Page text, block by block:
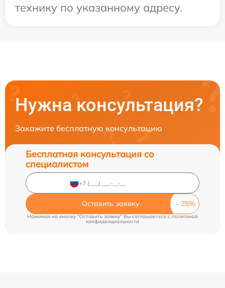
технику по указанному адресу.
Нужна консультация?
Закажите бесплатную консультацию
Бесплатная консультация со
специалистом
Оставить заявку
Нажимая на кнопку "Оставить заявку" Вы соглашаетесь cполитикой
конфиденциальности